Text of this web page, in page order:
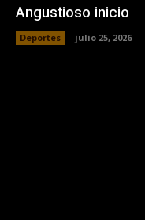
Angustioso inicio
Deportes julio 25, 2026